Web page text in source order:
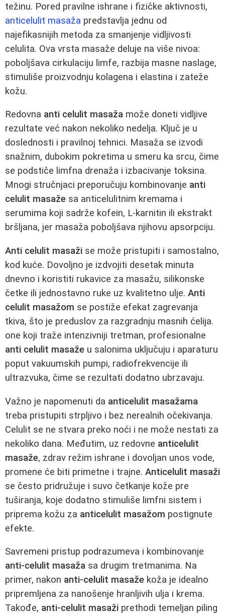
težinu. Pored pravilne ishrane i fizičke aktivnosti,
anticelulit masaža predstavlja jednu od
najefikasnijih metoda za smanjenje vidljivosti
celulita. Ova vrsta masaže deluje na više nivoa:
poboljšava cirkulaciju limfe, razbija masne naslage,
stimuliše proizvodnju kolagena i elastina i zateže
kožu.
Redovna anti celulit masaža može doneti vidljive
rezultate već nakon nekoliko nedelja. Ključ je u
doslednosti i pravilnoj tehnici. Masaža se izvodi
snažnim, dubokim pokretima u smeru ka srcu, čime
se podstiče limfna drenaža i izbacivanje toksina.
Mnogi stručnjaci preporučuju kombinovanje anti
celulit masaže sa anticelulitnim kremama i
serumima koji sadrže kofein, L-karnitin ili ekstrakt
bršljana, jer masaža poboljšava njihovu apsorpciju.
Anti celulit masaži se može pristupiti i samostalno,
kod kuće. Dovoljno je izdvojiti desetak minuta
dnevno i koristiti rukavice za masažu, silikonske
četke ili jednostavno ruke uz kvalitetno ulje. Anti
celulit masažom se postiže efekat zagrevanja
tkiva, što je preduslov za razgradnju masnih ćelija.
one koji traže intenzivniji tretman, profesionalne
anti celulit masaže u salonima uključuju i aparaturu
poput vakuumskih pumpi, radiofrekvencije ili
ultrazvuka, čime se rezultati dodatno ubrzavaju.
Važno je napomenuti da anticelulit masažama
treba pristupiti strpljivo i bez nerealnih očekivanja.
Celulit se ne stvara preko noći i ne može nestati za
nekoliko dana. Međutim, uz redovne anticelulit
masaže, zdrav režim ishrane i dovoljan unos vode,
promene će biti primetne i trajne. Anticelulit masaži
se često pridružuje i suvo četkanje kože pre
tuširanja, koje dodatno stimuliše limfni sistem i
priprema kožu za anticelulit masažom postignute
efekte.
Savremeni pristup podrazumeva i kombinovanje
anti-celulit masaža sa drugim tretmanima. Na
primer, nakon anti-celulit masaže koža je idealno
pripremljena za nanošenje hranljivih ulja i krema.
Takođe, anti-celulit masaži prethodi temeljan piling